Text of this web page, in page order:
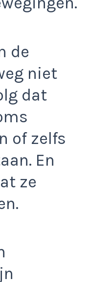
de
niet
dat
of zelfs
En
ze